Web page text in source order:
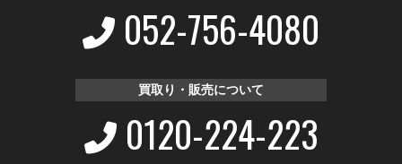
052-756-4080
買取り・販売について
0120-224-223